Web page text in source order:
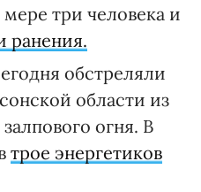
три человека и
ранения.
обстреляли
области из
огня. В
трое энергетиков